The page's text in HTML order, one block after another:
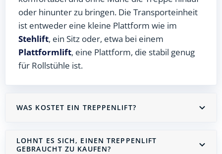
oder hinunter zu bringen. Die Transporteinheit
ist entweder eine kleine Plattform wie im
Stehlift, ein Sitz oder, etwa bei einem
Plattformlift, eine Plattform, die stabil genug
für Rollstühle ist.
WAS KOSTET EIN TREPPENLIFT?
LOHNT ES SICH, EINEN TREPPENLIFT
GEBRAUCHT ZU KAUFEN?